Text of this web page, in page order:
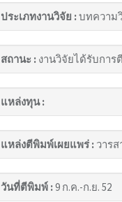
ประเภทงานวิจัย :บทความ
สถานะ : งานวิจัยได้รับกา
แหล่งทุน :
แหล่งตีพิมพ์เผยแพร่ : วาร
วันที่ตีพิมพ์ :9 ก.ค.-ก.ย. 52